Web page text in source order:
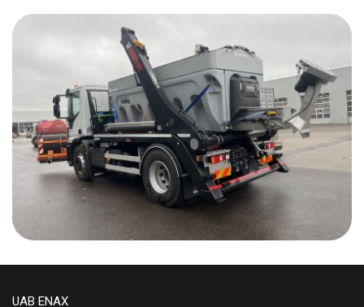
UAB ENAX